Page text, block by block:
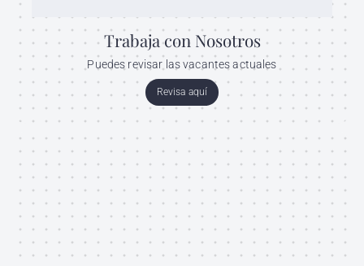
Trabaja con Nosotros
Puedes revisar las vacantes actuales
Revisa aquí